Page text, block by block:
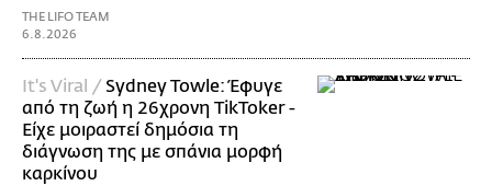
THE LIFO TEAM
6.8.2026
It's Viral / Sydney Towle: Έφυγε
από τη ζωή η 26χρονη TikToker -
Είχε μοιραστεί δημόσια τη
διάγνωση της με σπάνια μορφή
καρκίνου